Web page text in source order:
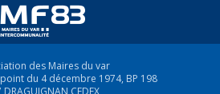
des Maires du var
du 4 décembre 1974, BP 198
CEDEX